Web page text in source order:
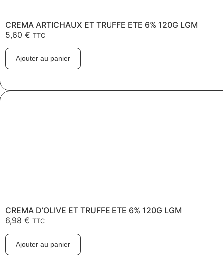
CREMA ARTICHAUX ET TRUFFE ETE 6% 120G LGM
5,60 € TTC
Ajouter au panier
CREMA D’OLIVE ET TRUFFE ETE 6% 120G LGM
6,98 € TTC
Ajouter au panier